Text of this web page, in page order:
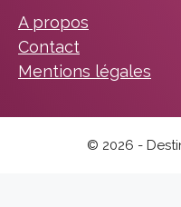
A propos
Contact
Mentions légales
© 2026 -